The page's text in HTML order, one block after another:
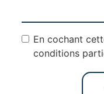
En cochant
conditions